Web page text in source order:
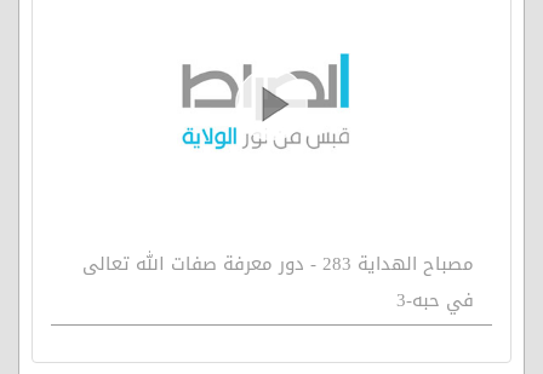
مصباح الهداية 283 - دور معرفة صفات الله تعالى
في حبه-3